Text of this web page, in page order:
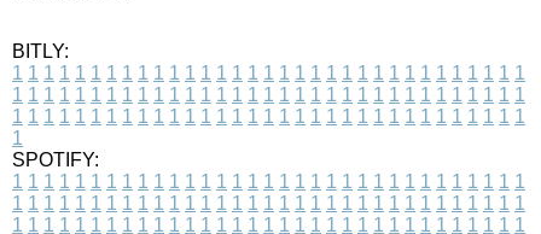
BITLY:
1 1 1 1 1 1 1 1 1 1 1 1 1 1 1 1 1 1 1 1 1 1 1 1 1 1 1 1 1 1 1 1 1
1 1 1 1 1 1 1 1 1 1 1 1 1 1 1 1 1 1 1 1 1 1 1 1 1 1 1 1 1 1 1 1 1
1 1 1 1 1 1 1 1 1 1 1 1 1 1 1 1 1 1 1 1 1 1 1 1 1 1 1 1 1 1 1 1 1
1
SPOTIFY:
1 1 1 1 1 1 1 1 1 1 1 1 1 1 1 1 1 1 1 1 1 1 1 1 1 1 1 1 1 1 1 1 1
1 1 1 1 1 1 1 1 1 1 1 1 1 1 1 1 1 1 1 1 1 1 1 1 1 1 1 1 1 1 1 1 1
1 1 1 1 1 1 1 1 1 1 1 1 1 1 1 1 1 1 1 1 1 1 1 1 1 1 1 1 1 1 1 1 1